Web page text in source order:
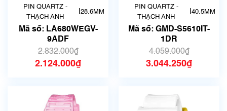
Chính Hãng
PIN QUARTZ -
THẠCH ANH
28.6MM
Mã số: LA680WEGV-
9ADF
2.832.000₫
2.124.000₫
S5610IT-1DR Chính
Hãng
PIN QUARTZ -
THẠCH ANH
40.5MM
Mã số: GMD-S5610IT-
1DR
4.059.000₫
3.044.250₫